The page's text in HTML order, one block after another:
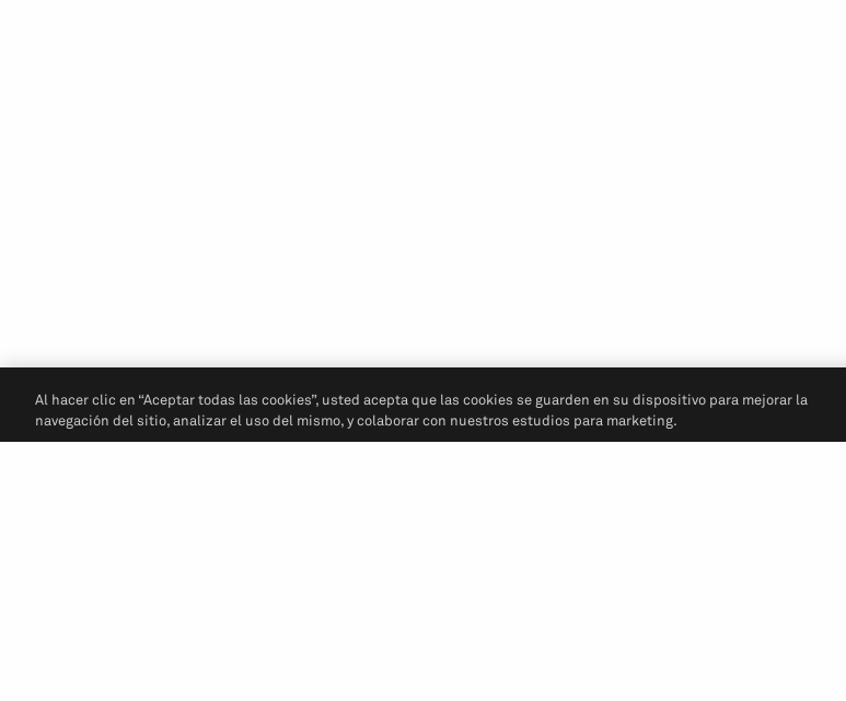
Al hacer clic en “Aceptar todas las cookies”, usted acepta que las cookies se guarden en su dispositivo para mejorar la
navegación del sitio, analizar el uso del mismo, y colaborar con nuestros estudios para marketing.